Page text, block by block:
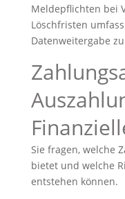
Meldepflichten bei
Löschfristen
Datenweitergabe
Sie fragen, welche
bietet und welche
entstehen können.